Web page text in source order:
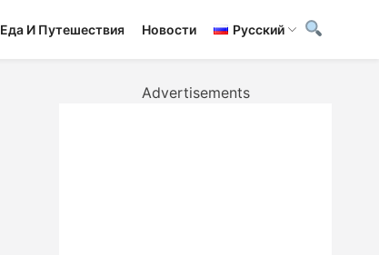
Еда И Путешествия Новости Русский
Advertisements